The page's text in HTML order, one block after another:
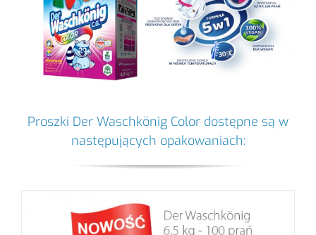
Proszki Der Waschkönig Color dostępne są w
następujących opakowaniach: